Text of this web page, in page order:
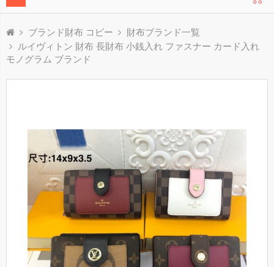
ブランド財布 コピー
財布ブランド一覧
ルイヴィトン 財布 長財布 小銭入れ ファスナー カード入れ
モノグラム ブランド